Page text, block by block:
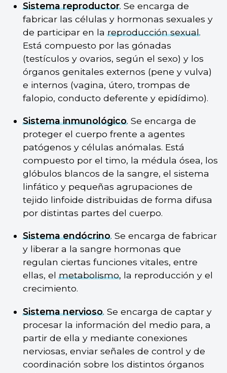
Sistema reproductor. Se encarga de
fabricar las células y hormonas sexuales y
de participar en lareproducción sexual.
Está compuesto por las gónadas
(testículos y ovarios, según el sexo) y los
órganos genitales externos (pene y vulva)
e internos (vagina, útero, trompas de
falopio, conducto deferente y epidídimo).
Sistema inmunológico. Se encarga de
proteger el cuerpo frente a agentes
patógenos y células anómalas. Está
compuesto por el timo, la médula ósea, los
glóbulos blancos de la sangre, el sistema
linfático y pequeñas agrupaciones de
tejido linfoide distribuidas de forma difusa
por distintas partes del cuerpo.
Sistema endócrino. Se encarga de fabricar
y liberar a la sangre hormonas que
regulan ciertas funciones vitales, entre
ellas, elmetabolismo, la reproducción y el
crecimiento.
Sistema nervioso. Se encarga de captar y
procesar la información del medio para, a
partir de ella y mediante conexiones
nerviosas, enviar señales de control y de
coordinación sobre los distintos órganos